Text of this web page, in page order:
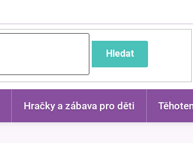
Hledat
Hračky a zábava pro děti